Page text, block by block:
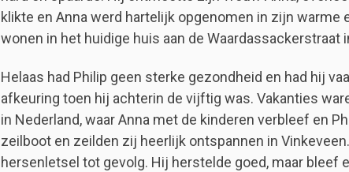
klikte en Anna werd hartelijk opgenomen in zijn
wonen in het huidige huis aan de Waardassackerstraat
Helaas had Philip geen sterke gezondheid en had hij
afkeuring toen hij achterin de vijftig was. Vakanties
in Nederland, waar Anna met de kinderen verbleef en
zeilboot en zeilden zij heerlijk ontspannen in
hersenletsel tot gevolg. Hij herstelde goed, maar bleef